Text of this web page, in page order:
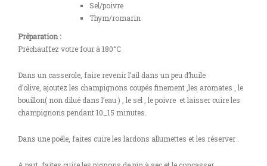
Sel/poivre
Thym/romarin
Préparation :
Préchauffez votre four à 180°C
Dans un casserole, faire revenir l’ail dans un peu d’huile
d’olive, ajoutez les champignons coupés finement ,les aromates , le
bouillon( non dilué dans l’eau ) , le sel , le poivre et laisser cuire les
champignons pendant 10_15 minutes.
Dans une poêle, faites cuire les lardons allumettes et les réserver .